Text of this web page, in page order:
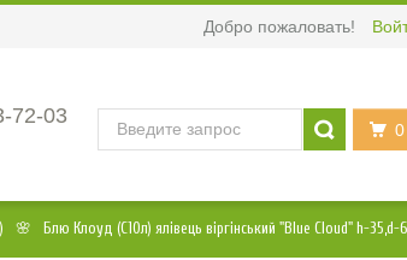
Добро пожаловать!
72-03
Блю Клоуд (С10л) ялівець віргінський "Blue Cloud" h-35,d-